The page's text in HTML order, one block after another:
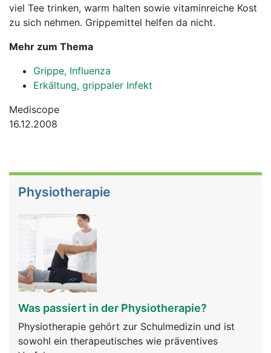
viel Tee trinken, warm halten sowie vitaminreiche Kost
zu sich nehmen. Grippemittel helfen da nicht.
Mehr zum Thema
Grippe, Influenza
Erkältung, grippaler Infekt
Mediscope
16.12.2008
Physiotherapie
Was passiert in der Physiotherapie?
Physiotherapie gehört zur Schulmedizin und ist
sowohl ein therapeutisches wie präventives